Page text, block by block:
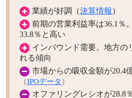
業績が好調（決算情報 ）
前期の営業利益率は36.1％
33.8％と高い
インバウンド需要。地方の
れる傾向
市場からの吸収金額が20.4
（IPOデータ ）
オファリングレシオが28.8